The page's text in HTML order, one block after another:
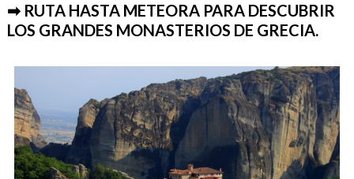
➡ RUTA HASTA METEORA PARA DESCUBRIR
LOS GRANDES MONASTERIOS DE GRECIA.